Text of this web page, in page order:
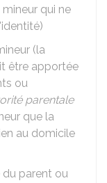
qui ne
(la
être apportée
ou
parentale
que la
au domicile
du parent ou